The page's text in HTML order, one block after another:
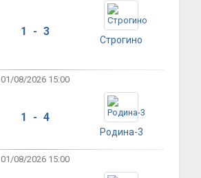
1 - 3
Строгино
01/08/2026 15:00
1 - 4
Родина-3
01/08/2026 15:00